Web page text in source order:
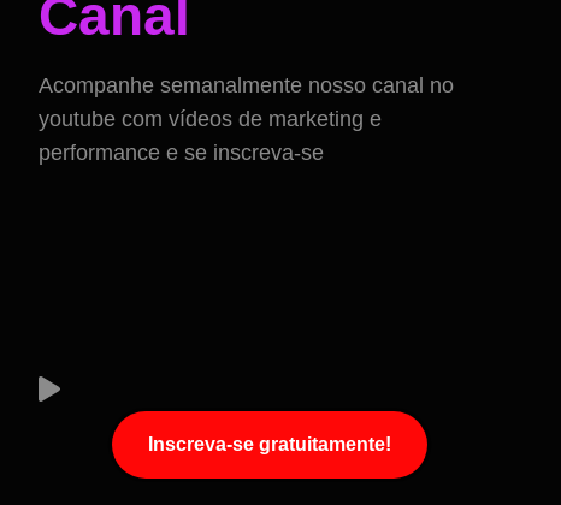
Canal
Acompanhe semanalmente nosso canal no
youtube com vídeos de marketing e
performance e se inscreva-se
Inscreva-se gratuitamente!